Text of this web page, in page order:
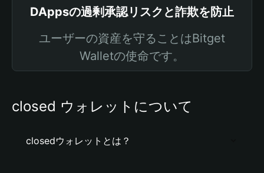
DAppsの過剰承認リスクと詐欺を防止
ユーザーの資産を守ることはBitget
Walletの使命です。
closed ウォレットについて
closedウォレットとは？